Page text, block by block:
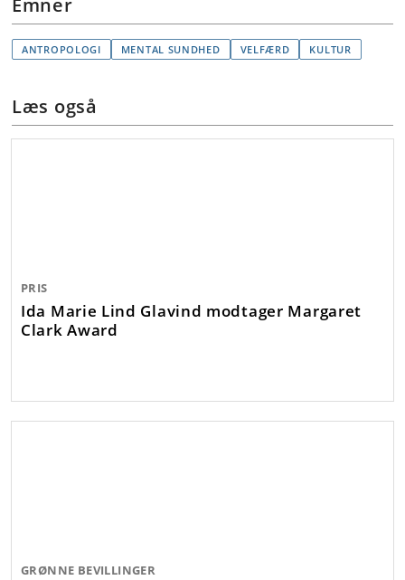
Emner
ANTROPOLOGI MENTAL SUNDHED VELFÆRD KULTUR
Læs også
PRIS
Ida Marie Lind Glavind modtager Margaret
Clark Award
GRØNNE BEVILLINGER